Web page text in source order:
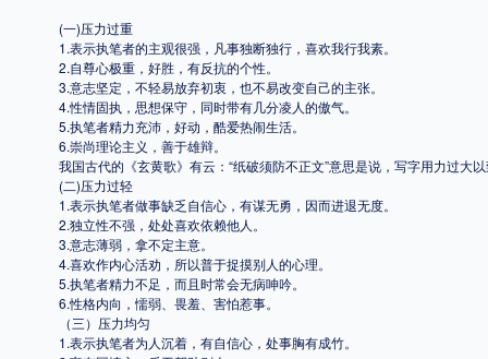
(一)压力过重
1.表示执笔者的主观很强，凡事独断独行，喜欢我行我素。
2.自尊心极重，好胜，有反抗的个性。
3.意志坚定，不轻易放弃初衷，也不易改变自己的主张。
4.性情固执，思想保守，同时带有几分凌人的傲气。
5.执笔者精力充沛，好动，酷爱热闹生活。
6.崇尚理论主义，善于雄辩。
我国古代的《玄黄歌》有云：“纸破须防不正文”意思是说，写字用力过大
(二)压力过轻
1.表示执笔者做事缺乏自信心，有谋无勇，因而进退无度。
2.独立性不强，处处喜欢依赖他人。
3.意志薄弱，拿不定主意。
4.喜欢作内心活劝，所以普于捉摸别人的心理。
5.执笔者精力不足，而且时常会无病呻吟。
6.性格内向，懦弱、畏羞、害怕惹事。
（三）压力均匀
1.表示执笔者为人沉着，有自信心，处事胸有成竹。